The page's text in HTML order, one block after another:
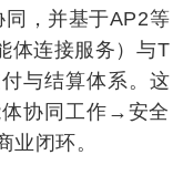
，并基于AP2等
体连接服务）与T
与结算体系。这
协同工作→安全
闭环。